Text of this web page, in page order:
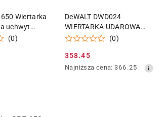
Wiertarka
uchwyt
(0)
DO KOSZYKA
DeWALT DWD024
WIERTARKA UDAROWA
701W 13mm (0)
Cena
promocyjna:
358.45
Najniższa
Najniższa cena: 366.25